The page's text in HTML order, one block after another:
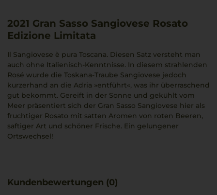
2021 Gran Sasso Sangiovese Rosato
Edizione Limitata
Il Sangiovese è pura Toscana. Diesen Satz versteht man
auch ohne Italienisch-Kenntnisse. In diesem strahlenden
Rosé wurde die Toskana-Traube Sangiovese jedoch
kurzerhand an die Adria »entführt«, was ihr überraschend
gut bekommt. Gereift in der Sonne und gekühlt vom
Meer präsentiert sich der Gran Sasso Sangiovese hier als
fruchtiger Rosato mit satten Aromen von roten Beeren,
saftiger Art und schöner Frische. Ein gelungener
Ortswechsel!
Kundenbewertungen (0)